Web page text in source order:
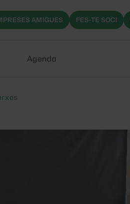
AMIGUES FES-TE SOCI
Agenda